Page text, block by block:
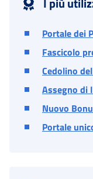
Portale dei
Fascicolo
Cedolino
Assegno di
Nuovo
Portale